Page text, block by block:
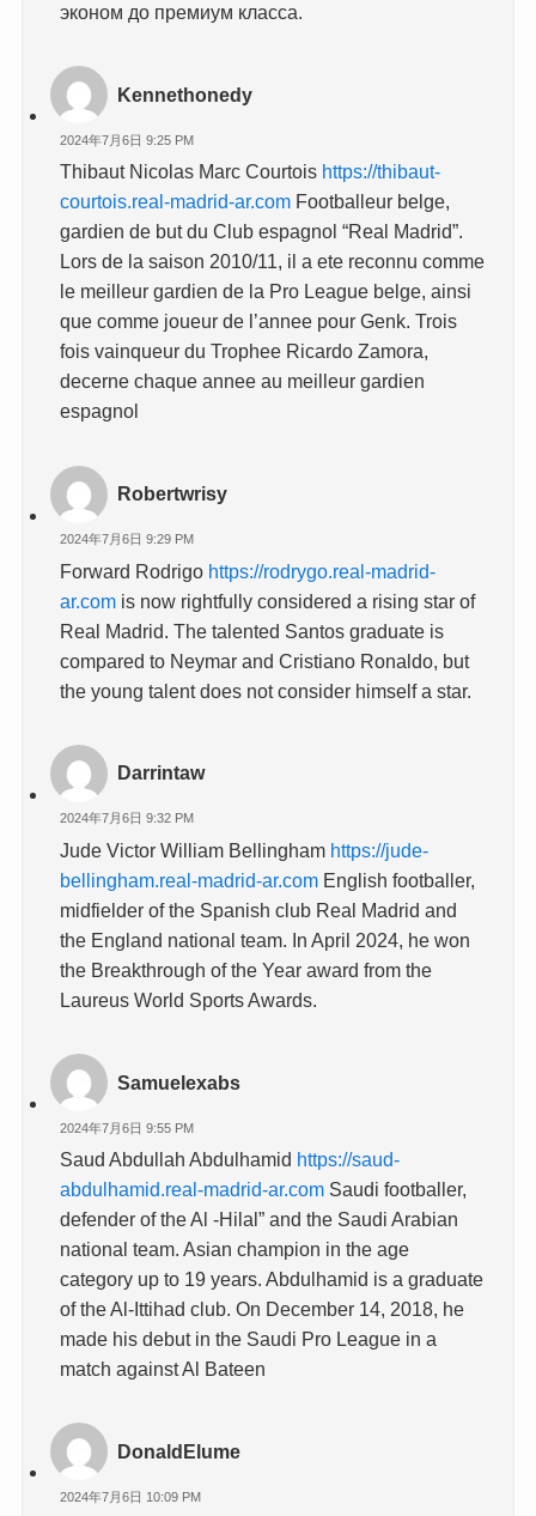
эконом до премиум класса.
Kennethonedy
2024年7月6日 9:25 PM
Thibaut Nicolas Marc Courtois https://thibaut-
courtois.real-madrid-ar.com Footballeur belge,
gardien de but du Club espagnol “Real Madrid”.
Lors de la saison 2010/11, il a ete reconnu comme
le meilleur gardien de la Pro League belge, ainsi
que comme joueur de l’annee pour Genk. Trois
fois vainqueur du Trophee Ricardo Zamora,
decerne chaque annee au meilleur gardien
espagnol
Robertwrisy
2024年7月6日 9:29 PM
Forward Rodrigo https://rodrygo.real-madrid-
ar.com is now rightfully considered a rising star of
Real Madrid. The talented Santos graduate is
compared to Neymar and Cristiano Ronaldo, but
the young talent does not consider himself a star.
Darrintaw
2024年7月6日 9:32 PM
Jude Victor William Bellingham https://jude-
bellingham.real-madrid-ar.com English footballer,
midfielder of the Spanish club Real Madrid and
the England national team. In April 2024, he won
the Breakthrough of the Year award from the
Laureus World Sports Awards.
Samuelexabs
2024年7月6日 9:55 PM
Saud Abdullah Abdulhamid https://saud-
abdulhamid.real-madrid-ar.com Saudi footballer,
defender of the Al -Hilal” and the Saudi Arabian
national team. Asian champion in the age
category up to 19 years. Abdulhamid is a graduate
of the Al-Ittihad club. On December 14, 2018, he
made his debut in the Saudi Pro League in a
match against Al Bateen
DonaldElume
2024年7月6日 10:09 PM